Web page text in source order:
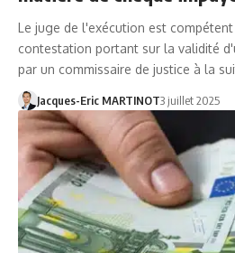
Le juge de l'exécution est
contestation portant sur la validité
par un commissaire de justice à la
Jacques-Eric MARTINOT3 juillet 2025